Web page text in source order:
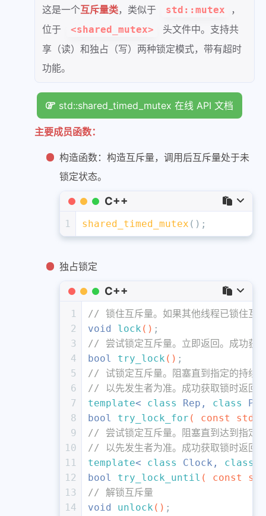
这是一个互斥量类，类似于 std::mutex
，
位于
<shared_mutex>
头文件中。支持共
享（读）和独占（写）两种锁定模式，带有超时
功能。
std::shared_timed_mutex 在线 API 文档
主要成员函数：
构造函数：构造互斥量，调用后互斥量处于未
锁定状态。
C++
1 shared_timed_mutex ();
独占锁定
C++
1
2
3
4
5
6
7
8
9
10
11
12
13
14
// 锁住互斥量。如果其他线程已锁住互
void
lock () ;
// 尝试锁定互斥量。立即返回。成功
bool
try_lock () ;
// 试锁定互斥量。阻塞直到指定的持
// 以先发生者为准。成功获取锁时返
template< class Rep, class
bool
try_lock_for ( const
// 尝试锁定互斥量。阻塞直到达到指定
// 以先发生者为准。成功获取锁时返
template< class Clock, class
bool
try_lock_until ( const
// 解锁互斥量
void
unlock () ;